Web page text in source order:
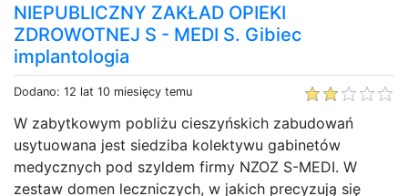
NIEPUBLICZNY ZAKŁAD OPIEKI
ZDROWOTNEJ S - MEDI S. Gibiec
implantologia
Dodano: 12 lat 10 miesięcy temu
W zabytkowym pobliżu cieszyńskich zabudowań
usytuowana jest siedziba kolektywu gabinetów
medycznych pod szyldem firmy NZOZ S-MEDI. W
zestaw domen leczniczych, w jakich precyzują się